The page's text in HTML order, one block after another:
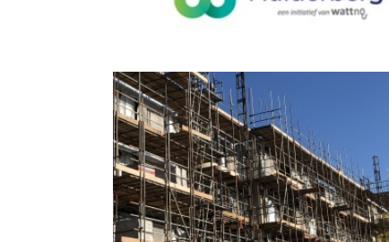
WARMTENET MUIDERBERG
contractadvies,energietransitie